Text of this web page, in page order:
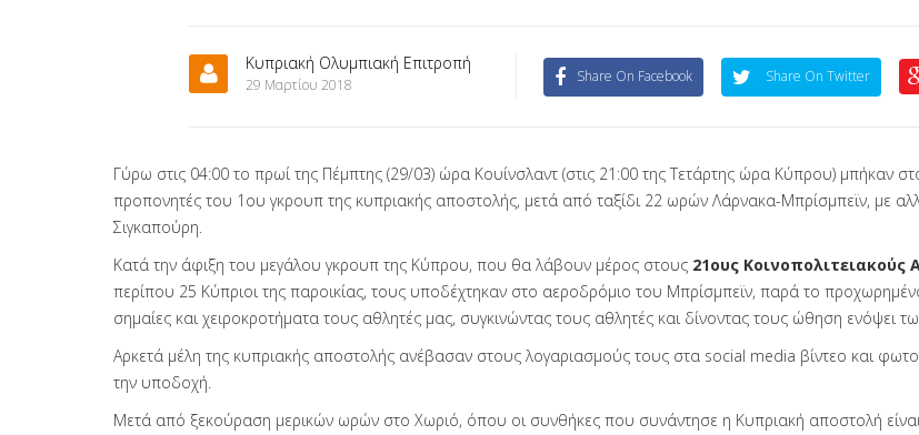
Κυπριακή Ολυμπιακή Επιτροπή
29 Μαρτίου 2018 Share On Facebook Share On Twitter
Γύρω στις 04:00 το πρωί της Πέμπτης (29/03) ώρα Κουίνσλαντ (στις 21:00 της Τετάρτης ώρα Κύπρου) μπήκαν
προπονητές του 1ου γκρουπ της κυπριακής αποστολής, μετά από ταξίδι 22 ωρών Λάρνακα-Μπρίσμπεϊν, με
Σιγκαπούρη.
Κατά την άφιξη του μεγάλου γκρουπ της Κύπρου, που θα λάβουν μέρος στους 21ους Κοινοπολιτειακούς
περίπου 25 Κύπριοι της παροικίας, τους υποδέχτηκαν στο αεροδρόμιο του Μπρίσμπεϊν, παρά το
σημαίες και χειροκροτήματα τους αθλητές μας, συγκινώντας τους αθλητές και δίνοντας τους ώθηση ενόψει
Αρκετά μέλη της κυπριακής αποστολής ανέβασαν στους λογαριασμούς τους στα social media βίντεο και
την υποδοχή.
Μετά από ξεκούραση μερικών ωρών στο Χωριό, όπου οι συνθήκες που συνάντησε η Κυπριακή αποστολή είναι